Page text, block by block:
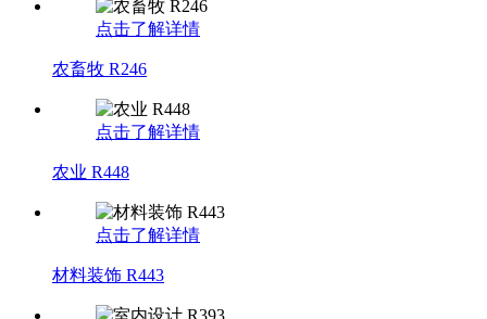
点击了解详情
农畜牧 R246
点击了解详情
农业 R448
点击了解详情
材料装饰 R443